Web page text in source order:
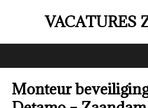
VACATURES
Monteur